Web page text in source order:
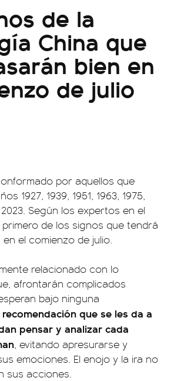
de la
China que
bien en
de julio
por aquellos que
1927, 1939, 1951, 1963, 1975,
2023. Según los expertos en el
de los signos que tendrá
el comienzo de julio.
relacionado con lo
afrontarán complicados
bajo ninguna
recomendación que se les da a
pensar y analizar cada
, evitando apresurarse y
emociones. El enojo y la ira no
sus acciones.